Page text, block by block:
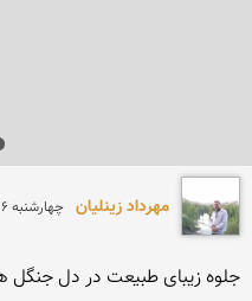
مهرداد زینلیان چهارشنبه 26 فروردين 1394 | 12 سال پیش
جلوه زیبای طبیعت در دل